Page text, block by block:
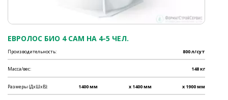
ЕВРОЛОС БИО 4 САМ НА 4-5 ЧЕЛ.
Производительность: 800 л/сут
Масса/вес: 148 кг
Размеры (ДхШхВ): 1400 мм x 1400 мм x 1900 мм